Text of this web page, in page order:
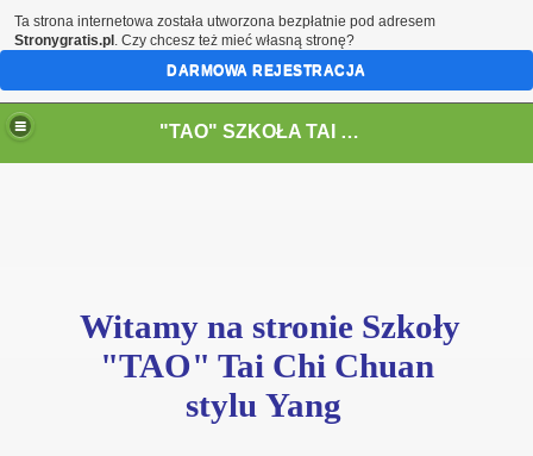
"TAO" SZKOŁA TAI CHI CHUAN
Witamy na stronie Szkoły
"TAO" Tai Chi Chuan
stylu Yang
Ta strona internetowa została utworzona bezpłatnie pod adresem
Stronygratis.pl . Czy chcesz też mieć własną stronę?
DARMOWA REJESTRACJA